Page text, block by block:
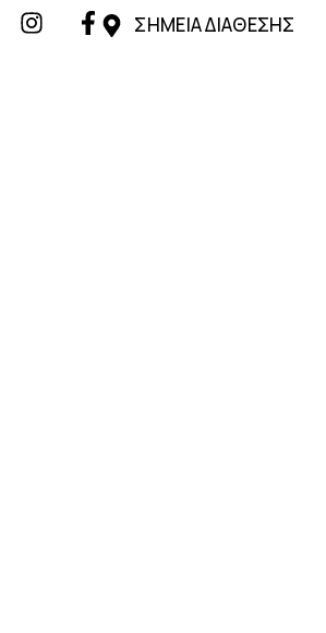
ΣΗΜΕΙΑ ΔΙΑΘΕΣΗΣ